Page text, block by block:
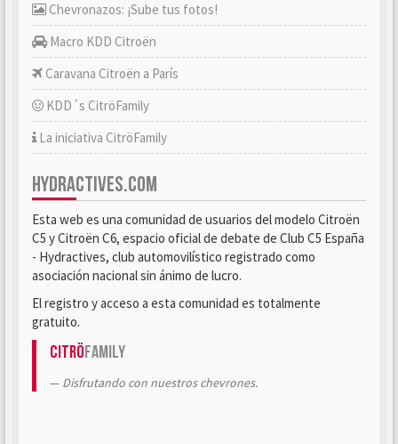
Chevronazos: ¡Sube tus fotos!
Macro KDD Citroën
Caravana Citroën a París
KDD´s CitröFamily
La iniciativa CitröFamily
HYDRACTIVES.COM
Esta web es una comunidad de usuarios del modelo Citroën
C5 y Citroën C6, espacio oficial de debate de Club C5 España
- Hydractives, club automovilístico registrado como
asociación nacional sin ánimo de lucro.
El registro y acceso a esta comunidad es totalmente
gratuito.
CitröFamily
Disfrutando con nuestros chevrones.